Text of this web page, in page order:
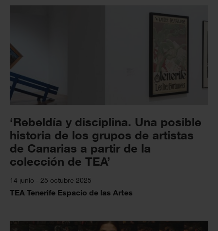
‘Rebeldía y disciplina. Una posible
historia de los grupos de artistas
de Canarias a partir de la
colección de TEA’
14 junio - 25 octubre 2025
TEA Tenerife Espacio de las Artes